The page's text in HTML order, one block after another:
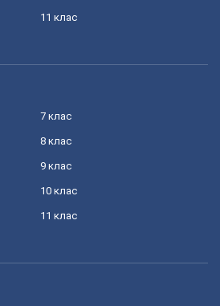
11 клас
7 клас
8 клас
9 клас
10 клас
11 клас